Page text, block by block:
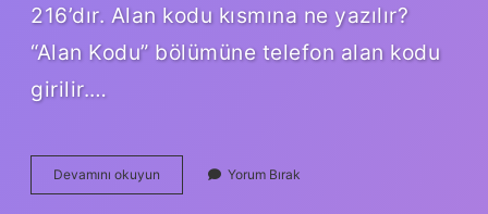
216’dır. Alan kodu kısmına ne yazılır?
“Alan Kodu” bölümüne telefon alan kodu
girilir.…
Devamını okuyun
Ankara
Yorum Bırak